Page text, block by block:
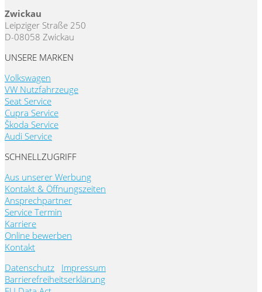
Zwickau
Leipziger Straße 250
D-08058 Zwickau
UNSERE MARKEN
Volkswagen
VW Nutzfahrzeuge
Seat Service
Cupra Service
Škoda Service
Audi Service
SCHNELLZUGRIFF
Aus unserer Werbung
Kontakt & Öffnungszeiten
Ansprechpartner
Service Termin
Karriere
Online bewerben
Kontakt
Datenschutz
Impressum
Barrierefreiheitserklärung